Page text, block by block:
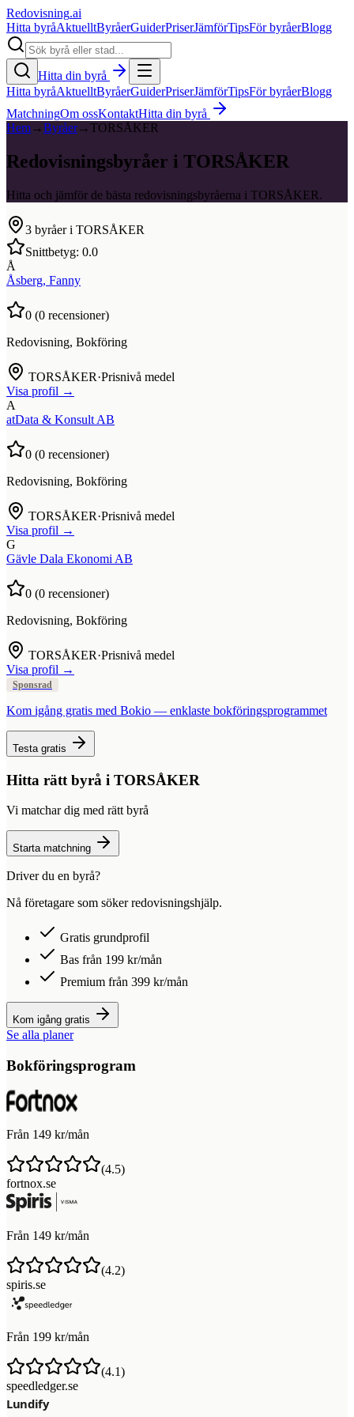
Redovisning.ai
Hitta byråAktuelltByråerGuiderPriserJämförTipsFör byråerBlogg
Hitta din byrå
Hitta byråAktuelltByråerGuiderPriserJämförTipsFör byråerBlogg
MatchningOm ossKontaktHitta din byrå
Hem→Byråer→TORSÅKER
Redovisningsbyråer i TORSÅKER
Hitta och jämför de bästa redovisningsbyråerna i TORSÅKER.
3 byråer i TORSÅKER
Snittbetyg: 0.0
Å
Åsberg, Fanny
0 (0 recensioner)
Redovisning, Bokföring
TORSÅKER·Prisnivå medel
Visa profil →
A
atData & Konsult AB
0 (0 recensioner)
Redovisning, Bokföring
TORSÅKER·Prisnivå medel
Visa profil →
G
Gävle Dala Ekonomi AB
0 (0 recensioner)
Redovisning, Bokföring
TORSÅKER·Prisnivå medel
Visa profil →
Sponsrad
Kom igång gratis med Bokio — enklaste bokföringsprogrammet
Testa gratis
Hitta rätt byrå i TORSÅKER
Vi matchar dig med rätt byrå
Starta matchning
Driver du en byrå?
Nå företagare som söker redovisningshjälp.
Gratis grundprofil
Bas från 199 kr/mån
Premium från 399 kr/mån
Kom igång gratis
Se alla planer
Bokföringsprogram
Från 149 kr/mån
(4.5)
fortnox.se
Från 149 kr/mån
(4.2)
spiris.se
Från 199 kr/mån
(4.1)
speedledger.se